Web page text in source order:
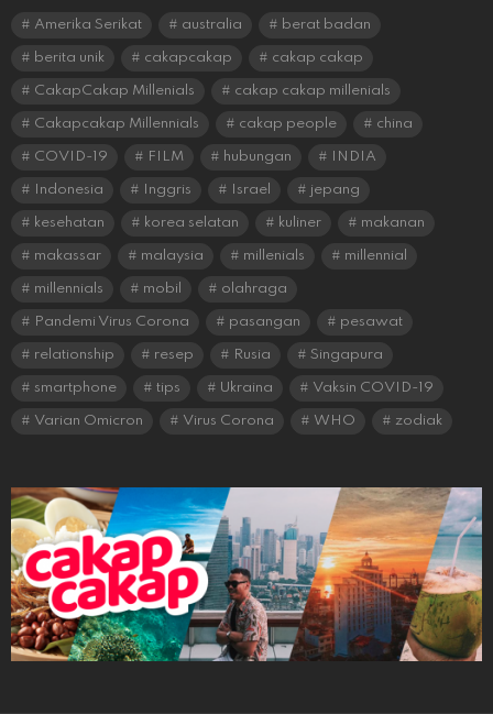
Amerika Serikat australia berat badan
berita unik cakapcakap cakap cakap
CakapCakap Millenials cakap cakap millenials
Cakapcakap Millennials cakap people china
COVID-19 FILM hubungan INDIA
Indonesia Inggris Israel jepang
kesehatan korea selatan kuliner makanan
makassar malaysia millenials millennial
millennials mobil olahraga
Pandemi Virus Corona pasangan pesawat
relationship resep Rusia Singapura
smartphone tips Ukraina Vaksin COVID-19
Varian Omicron Virus Corona WHO zodiak